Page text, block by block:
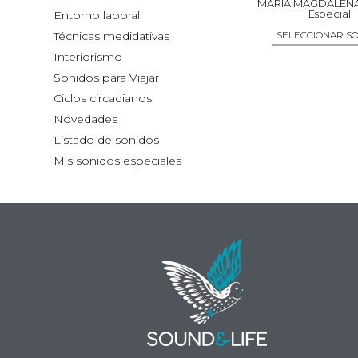
MARÍA
Especial
SELECCIONAR
Entorno laboral
Técnicas medidativas
Interiorismo
Sonidos para Viajar
Ciclos circadianos
Novedades
Listado de sonidos
Mis sonidos especiales